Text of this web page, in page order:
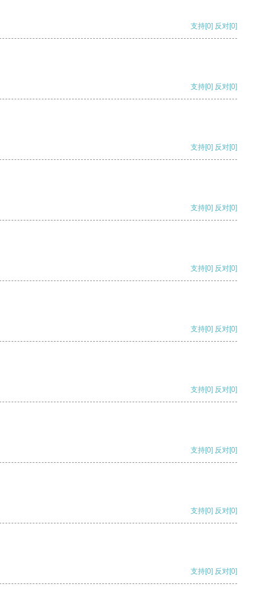
支持[0] 反对[0]
支持[0] 反对[0]
支持[0] 反对[0]
支持[0] 反对[0]
支持[0] 反对[0]
支持[0] 反对[0]
支持[0] 反对[0]
支持[0] 反对[0]
支持[0] 反对[0]
支持[0] 反对[0]